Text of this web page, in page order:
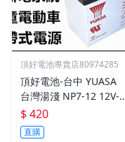
頂好電池專賣店80974285
頂好電池-台中 YUASA
台灣湯淺 NP7-12 12V-7
AH 鉛酸密閉式電池 不斷
電系統 電動車 GP1272
$ 420
直購